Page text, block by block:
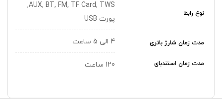
نوع رابط
AUX, BT, FM, TF Card, TWS,
پورت USB
مدت زمان شارژ باتری 4 الی 5 ساعت
مدت زمان استندبای 120 ساعت